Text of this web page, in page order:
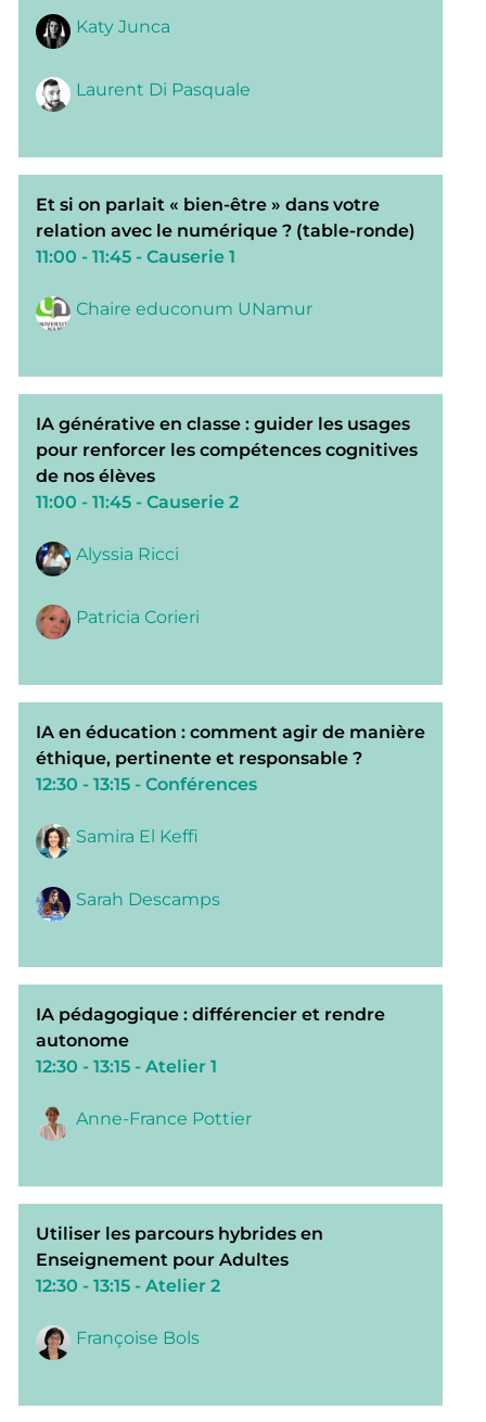
Katy Junca
Laurent Di Pasquale
Et si on parlait « bien-être » dans votre
relation avec le numérique ? (table-ronde)
11:00 - 11:45 - Causerie 1
Chaire educonum UNamur
IA générative en classe : guider les usages
pour renforcer les compétences cognitives
de nos élèves
11:00 - 11:45 - Causerie 2
Alyssia Ricci
Patricia Corieri
IA en éducation : comment agir de manière
éthique, pertinente et responsable ?
12:30 - 13:15 - Conférences
Samira El Keffi
Sarah Descamps
IA pédagogique : différencier et rendre
autonome
12:30 - 13:15 - Atelier 1
Anne-France Pottier
Utiliser les parcours hybrides en
Enseignement pour Adultes
12:30 - 13:15 - Atelier 2
Françoise Bols